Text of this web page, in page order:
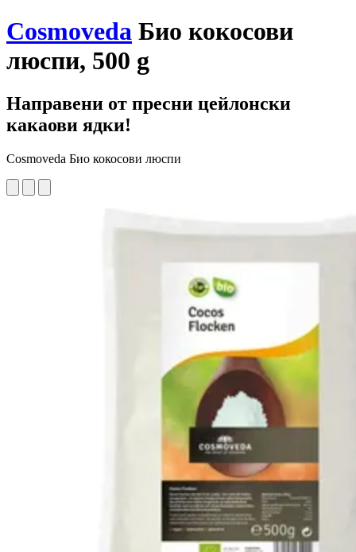
Cosmoveda Био кокосови
люспи, 500 g
Направени от пресни цейлонски
какаови ядки!
Cosmoveda Био кокосови люспи